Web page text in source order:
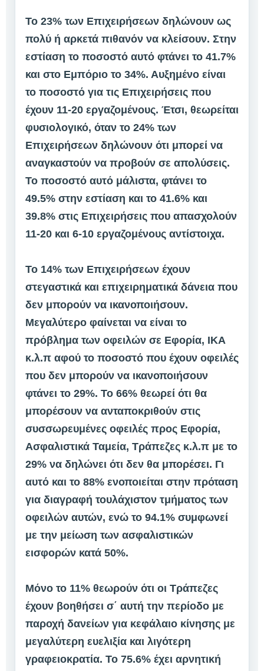
Το 23% των Επιχειρήσεων δηλώνουν ως
πολύ ή αρκετά πιθανόν να κλείσουν. Στην
εστίαση το ποσοστό αυτό φτάνει το 41.7%
και στο Εμπόριο το 34%. Αυξημένο είναι
το ποσοστό για τις Επιχειρήσεις που
έχουν 11-20 εργαζομένους. Έτσι, θεωρείται
φυσιολογικό, όταν το 24% των
Επιχειρήσεων δηλώνουν ότι μπορεί να
αναγκαστούν να προβούν σε απολύσεις.
Το ποσοστό αυτό μάλιστα, φτάνει το
49.5% στην εστίαση και το 41.6% και
39.8% στις Επιχειρήσεις που απασχολούν
11-20 και 6-10 εργαζομένους αντίστοιχα.
Το 14% των Επιχειρήσεων έχουν
στεγαστικά και επιχειρηματικά δάνεια που
δεν μπορούν να ικανοποιήσουν.
Μεγαλύτερο φαίνεται να είναι το
πρόβλημα των οφειλών σε Εφορία, ΙΚΑ
κ.λ.π αφού το ποσοστό που έχουν οφειλές
που δεν μπορούν να ικανοποιήσουν
φτάνει το 29%. Το 66% θεωρεί ότι θα
μπορέσουν να ανταποκριθούν στις
συσσωρευμένες οφειλές προς Εφορία,
Ασφαλιστικά Ταμεία, Τράπεζες κ.λ.π με το
29% να δηλώνει ότι δεν θα μπορέσει. Γι
αυτό και το 88% ενοποιείται στην πρόταση
για διαγραφή τουλάχιστον τμήματος των
οφειλών αυτών, ενώ το 94.1% συμφωνεί
με την μείωση των ασφαλιστικών
εισφορών κατά 50%.
Μόνο το 11% θεωρούν ότι οι Τράπεζες
έχουν βοηθήσει σ΄ αυτή την περίοδο με
παροχή δανείων για κεφάλαιο κίνησης με
μεγαλύτερη ευελιξία και λιγότερη
γραφειοκρατία. Το 75.6% έχει αρνητική